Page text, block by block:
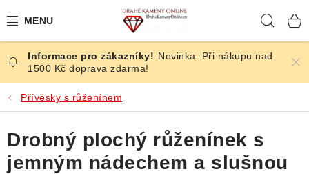
na
ČESKÉ KAMENY
ŠPERKY
KAMENY ZE SVĚTA
BROUŠENÉ
Novinka. Při nákupu nad
1500 Kč doprava zdarma!
Přívěsky s růženínem
Drobný plochý růženínek s
jemným nádechem a slušnou